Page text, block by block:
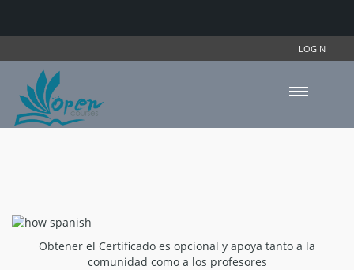
LOGIN
Obtener el Certificado es opcional y apoya tanto a la
comunidad como a los profesores